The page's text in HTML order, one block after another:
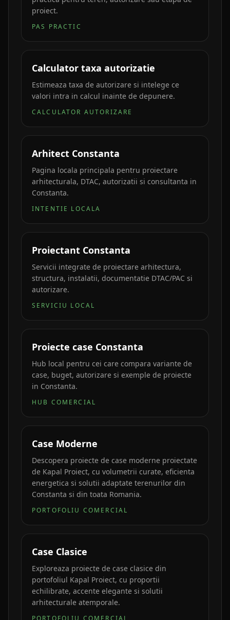
proiect.
PAS PRACTIC
Calculator taxa autorizatie
Estimeaza taxa de autorizare si intelege ce
valori intra in calcul inainte de depunere.
CALCULATOR AUTORIZARE
Arhitect Constanta
Pagina locala principala pentru proiectare
arhitecturala, DTAC, autorizatii si consultanta in
Constanta.
INTENTIE LOCALA
Proiectant Constanta
Servicii integrate de proiectare arhitectura,
structura, instalatii, documentatie DTAC/PAC si
autorizare.
SERVICIU LOCAL
Proiecte case Constanta
Hub local pentru cei care compara variante de
case, buget, autorizare si exemple de proiecte
in Constanta.
HUB COMERCIAL
Case Moderne
Descopera proiecte de case moderne proiectate
de Kapal Proiect, cu volumetrii curate, eficienta
energetica si solutii adaptate terenurilor din
Constanta si din toata Romania.
PORTOFOLIU COMERCIAL
Case Clasice
Exploreaza proiecte de case clasice din
portofoliul Kapal Proiect, cu proportii
echilibrate, accente elegante si solutii
arhitecturale atemporale.
PORTOFOLIU COMERCIAL